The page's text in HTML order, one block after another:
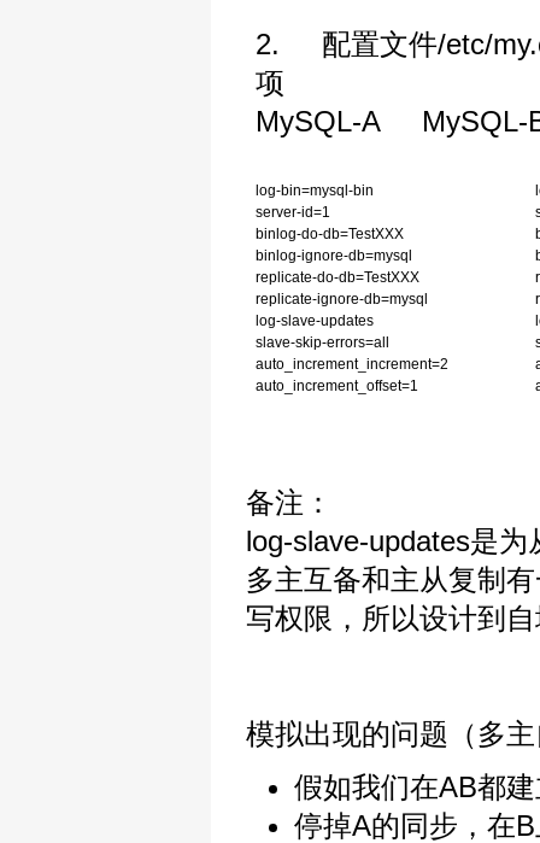
2. 配置文件/etc/
项
MySQL-A
MySQL-
log-bin=mysql-bin
server-id=1
binlog-do-db=TestXXX
binlog-ignore-db=mysql
replicate-do-db=TestXXX
replicate-ignore-db=mysql
log-slave-updates
slave-skip-errors=all
auto_increment_increment=2
auto_increment_offset=1
备注：
log-slave-updates是
多主互备和主从复制
写权限，所以设计到
模拟出现的问题（多
假如我们在AB都
停掉A的同步，在